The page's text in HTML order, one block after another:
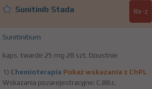
Sunitinib Stada Rx-z
Sunitinibum
kaps. twarde 25 mg 28 szt. Doustnie
1) Chemioterapia Pokaż wskazania z ChPL
Wskazania pozarejestracyjne: C.88.c.